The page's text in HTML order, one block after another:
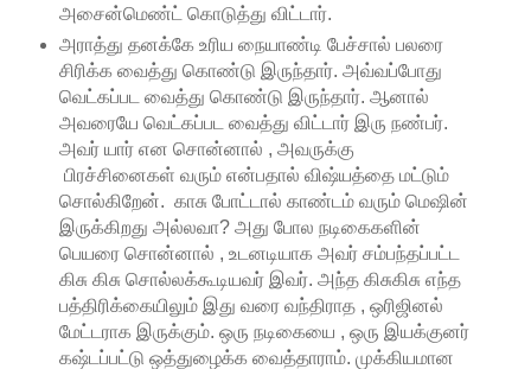
அசைன்மெண்ட் கொடுத்து விட்டார்.
அராத்து தனக்கே உரிய நையாண்டி பேச்சால் பலரை
சிரிக்க வைத்து கொண்டு இருந்தார். அவ்வப்போது
வெட்கப்பட வைத்து கொண்டு இருந்தார். ஆனால்
அவரையே வெட்கப்பட வைத்து விட்டார் இரு நண்பர்.
அவர் யார் என சொன்னால் , அவருக்கு
பிரச்சினைகள் வரும் என்பதால் விஷ்யத்தை மட்டும்
சொல்கிறேன். காசு போட்டால் காண்டம் வரும் மெஷின்
இருக்கிறது அல்லவா? அது போல நடிகைகளின்
பெயரை சொன்னால் , உடனடியாக அவர் சம்பந்தப்பட்ட
கிசு கிசு சொல்லக்கூடியவர் இவர். அந்த கிசுகிசு எந்த
பத்திரிக்கையிலும் இது வரை வந்திராத , ஒரிஜினல்
மேட்டராக இருக்கும். ஒரு நடிகையை , ஒரு இயக்குனர்
கஷ்டப்பட்டு ஒத்துழைக்க வைத்தாராம். முக்கியமான